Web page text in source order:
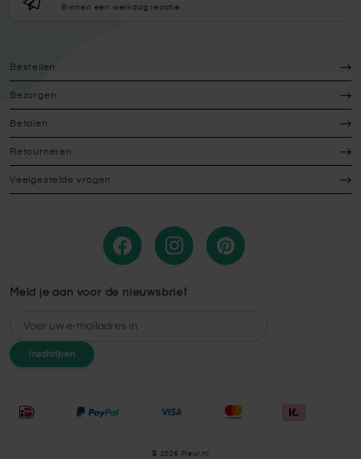
Binnen één werkdag reactie
Bestellen
Bezorgen
Betalen
Retourneren
Veelgestelde vragen
Meld je aan voor de nieuwsbrief
E-mailadres
Inschrijven
© 2026 Fleur.nl